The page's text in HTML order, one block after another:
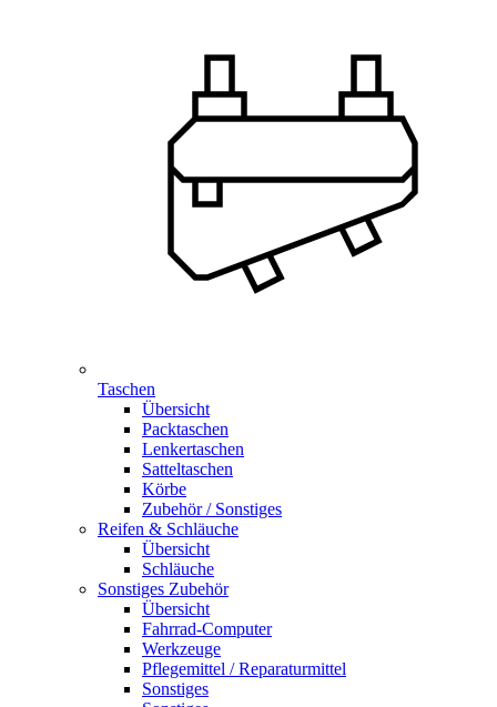
Taschen
Übersicht
Packtaschen
Lenkertaschen
Satteltaschen
Körbe
Zubehör / Sonstiges
Reifen & Schläuche
Übersicht
Schläuche
Sonstiges Zubehör
Übersicht
Fahrrad-Computer
Werkzeuge
Pflegemittel / Reparaturmittel
Sonstiges